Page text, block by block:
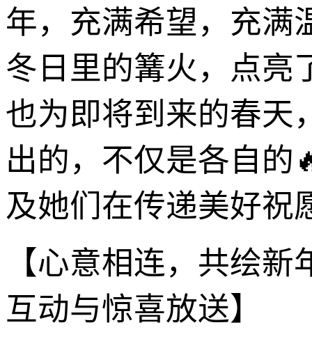
年，充满希望，充满
冬日里的篝火，点亮
也为即将到来的春天
出的，不仅是各自的
及她们在传递美好祝
【心意相连，共绘
互动与惊喜放送】